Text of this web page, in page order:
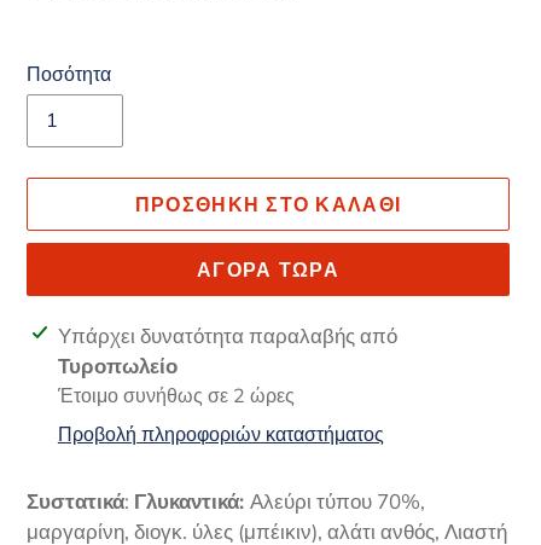
Ποσότητα
ΠΡΟΣΘΉΚΗ ΣΤΟ ΚΑΛΆΘΙ
ΑΓΟΡΆ ΤΏΡΑ
Προσθήκη
προϊόντος
καλάθι
Υπάρχει δυνατότητα παραλαβής από
Τυροπωλείο
Έτοιμο συνήθως σε 2 ώρες
Προβολή πληροφοριών καταστήματος
Συστατικά: Γλυκαντικά: Αλεύρι τύπου 70%,
μαργαρίνη, διογκ. ύλες (μπέικιν), αλάτι ανθός, Λιαστή